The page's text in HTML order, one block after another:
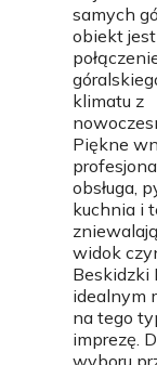
samych
obiekt jest
klimatu z
Piękne
obsługa,
kuchnia i
widok
Beskidzki
idealnym
na tego
imprezę.
wyboru